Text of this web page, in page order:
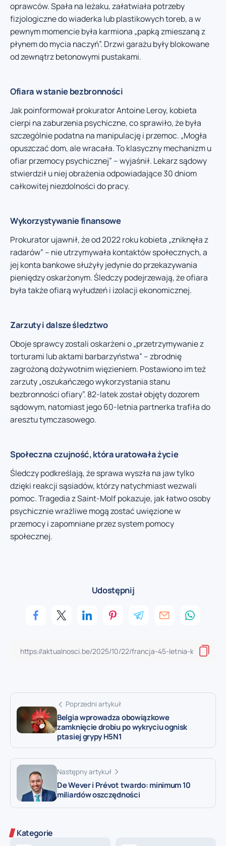
oprawców. Spała na leżaku, załatwiała potrzeby
fizjologiczne do wiaderka lub plastikowych toreb, a w
pewnym momencie była karmiona „papką zmieszaną z
płynem do mycia naczyń”. Drzwi garażu były blokowane
od zewnątrz betonowymi pustakami.
Ofiara w stanie bezbronności
Jak poinformował prokurator Antoine Leroy, kobieta
cierpi na zaburzenia psychiczne, co sprawiło, że była
szczególnie podatna na manipulację i przemoc. „Mogła
opuszczać dom, ale wracała. To klasyczny mechanizm u
ofiar przemocy psychicznej” – wyjaśnił. Lekarz sądowy
stwierdził u niej obrażenia odpowiadające 30 dniom
całkowitej niezdolności do pracy.
Wykorzystywanie finansowe
Prokurator ujawnił, że od 2022 roku kobieta „zniknęła z
radarów” – nie utrzymywała kontaktów społecznych, a
jej konta bankowe służyły jedynie do przekazywania
pieniędzy oskarżonym. Śledczy podejrzewają, że ofiara
była także ofiarą wyłudzeń i izolacji ekonomicznej.
Zarzuty i dalsze śledztwo
Oboje sprawcy zostali oskarżeni o „przetrzymywanie z
torturami lub aktami barbarzyństwa” – zbrodnię
zagrożoną dożywotnim więzieniem. Postawiono im też
zarzuty „oszukańczego wykorzystania stanu
bezbronności ofiary”. 82-latek został objęty dozorem
sądowym, natomiast jego 60-letnia partnerka trafiła do
aresztu tymczasowego.
Społeczna czujność, która uratowała życie
Śledczy podkreślają, że sprawa wyszła na jaw tylko
dzięki reakcji sąsiadów, którzy natychmiast wezwali
pomoc. Tragedia z Saint-Molf pokazuje, jak łatwo osoby
psychicznie wrażliwe mogą zostać uwięzione w
przemocy i zapomniane przez system pomocy
społecznej.
Udostępnij
Poprzedni artykuł
Belgia wprowadza obowiązkowe
zamknięcie drobiu po wykryciu ognisk
ptasiej grypy H5N1
Następny artykuł
De Wever i Prévot twardo: minimum 10
miliardów oszczędności
Kategorie